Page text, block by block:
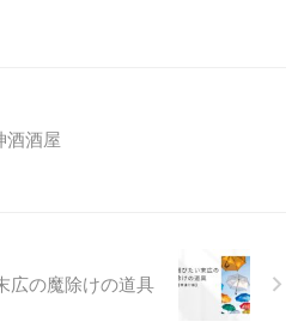
酒酒屋
広の魔除けの道具